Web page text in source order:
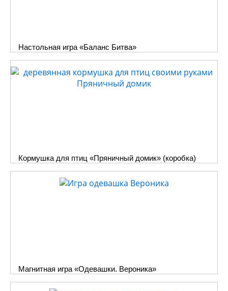
Настольная игра «Баланс Битва»
Кормушка для птиц «Пряничный домик» (коробка)
Магнитная игра «Одевашки. Вероника»